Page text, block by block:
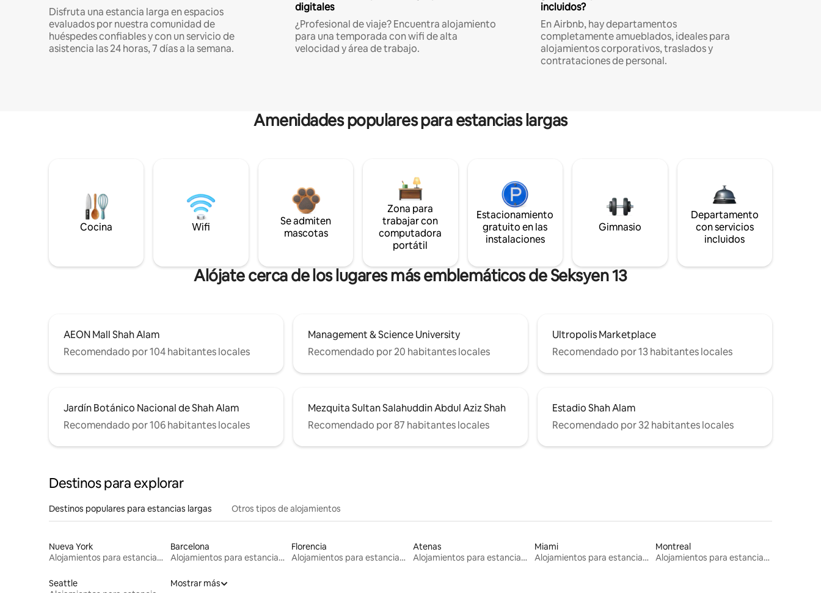
Disfruta una estancia larga en espacios
evaluados por nuestra comunidad de
huéspedes confiables y con un servicio de
asistencia las 24 horas, 7 días a la semana.
digitales
¿Profesional de viaje? Encuentra alojamiento
para una temporada con wifi de alta
velocidad y área de trabajo.
incluidos?
En Airbnb, hay departamentos
completamente amueblados, ideales para
alojamientos corporativos, traslados y
contrataciones de personal.
Amenidades populares para estancias largas
Cocina Wifi
Se admiten
mascotas
Zona para
trabajar con
computadora
portátil
Estacionamiento
gratuito en las
instalaciones
Gimnasio
Departamento
con servicios
incluidos
Alójate cerca de los lugares más emblemáticos de Seksyen 13
AEON Mall Shah Alam
Recomendado por 104 habitantes locales
Management & Science University
Recomendado por 20 habitantes locales
Ultropolis Marketplace
Recomendado por 13 habitantes locales
Jardín Botánico Nacional de Shah Alam
Recomendado por 106 habitantes locales
Mezquita Sultan Salahuddin Abdul Aziz Shah
Recomendado por 87 habitantes locales
Estadio Shah Alam
Recomendado por 32 habitantes locales
Destinos para explorar
Destinos populares para estancias largas Otros tipos de alojamientos
Nueva York
Alojamientos para estancias largas
Barcelona
Alojamientos para estancias largas
Florencia
Alojamientos para estancias largas
Atenas
Alojamientos para estancias largas
Miami
Alojamientos para estancias largas
Montreal
Alojamientos para estancias largas
Seattle
Mostrar más